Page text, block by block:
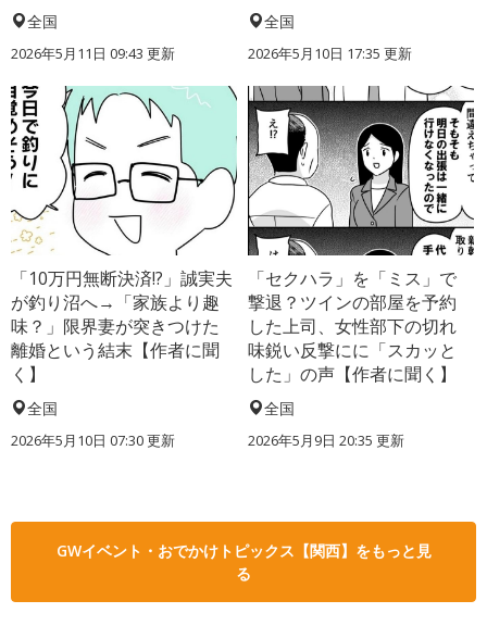
全国
2026年5月11日 09:43 更新
全国
2026年5月10日 17:35 更新
「10万円無断決済!?」誠実夫
が釣り沼へ→「家族より趣
味？」限界妻が突きつけた
離婚という結末【作者に聞
く】
全国
2026年5月10日 07:30 更新
「セクハラ」を「ミス」で
撃退？ツインの部屋を予約
した上司、女性部下の切れ
味鋭い反撃にに「スカッと
した」の声【作者に聞く】
全国
2026年5月9日 20:35 更新
GWイベント・おでかけトピックス【関西】をもっと見
る